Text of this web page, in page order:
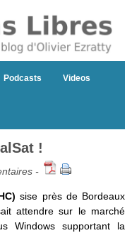
Podcasts Videos
!
-
sise près de Bordeaux
attendre sur le marché
Windows supportant la